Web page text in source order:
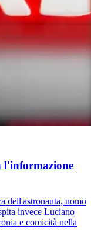
l'informazione
dell'astronauta, uomo
invece Luciano
e comicità nella